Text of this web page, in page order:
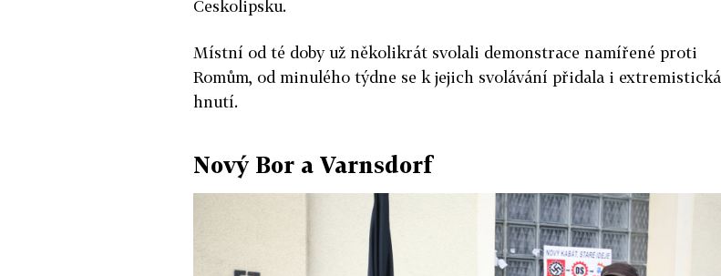
Českolipsku.
Místní od té doby už několikrát svolali demonstrace namířené proti
Romům, od minulého týdne se k jejich svolávání přidala i extremistická
hnutí.
Nový Bor a Varnsdorf